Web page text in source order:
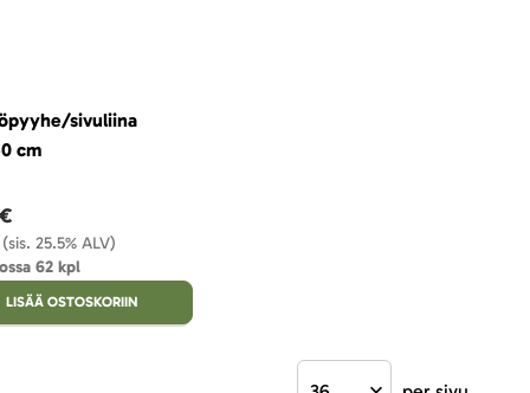
sivuliina
cm
(sis. 25.5% ALV)
62 kpl
LISÄÄ OSTOSKORIIN